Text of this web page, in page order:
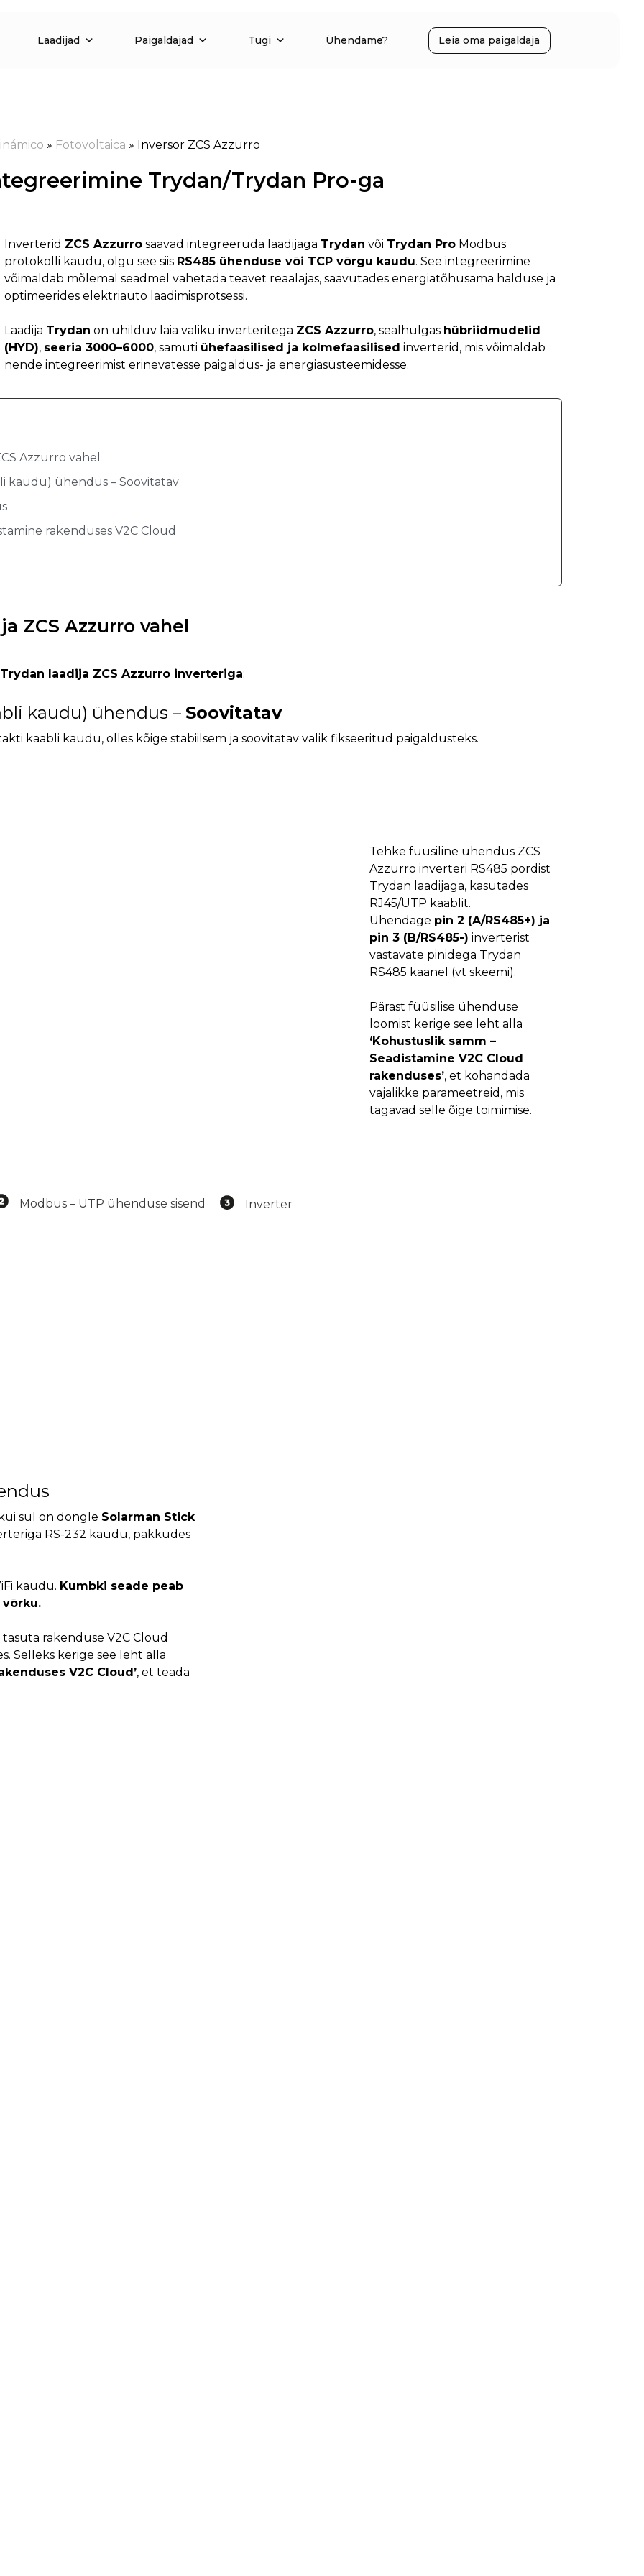
Laadijad Paigaldajad Tugi Ühendame? Leia oma paigaldaja
» Fotovoltaica » Inversor ZCS Azzurro
Trydan/Trydan Pro-ga
Inverterid ZCS Azzurro saavad integreeruda laadijaga Trydan või Trydan Pro Modbus
protokolli kaudu, olgu see siis RS485 ühenduse või TCP võrgu kaudu. See integreerimine
võimaldab mõlemal seadmel vahetada teavet reaalajas, saavutades energiatõhusama halduse ja
optimeerides elektriauto laadimisprotsessi.
Laadija Trydan on ühilduv laia valiku inverteritega ZCS Azzurro, sealhulgas hübriidmudelid
(HYD), seeria 3000–6000, samuti ühefaasilised ja kolmefaasilised inverterid, mis võimaldab
nende integreerimist erinevatesse paigaldus- ja energiasüsteemidesse.
Azzurro vahel
kaudu) ühendus – Soovitatav
rakenduses V2C Cloud
ZCS Azzurro vahel
laadija ZCS Azzurro inverteriga:
kaudu) ühendus – Soovitatav
kaabli kaudu, olles kõige stabiilsem ja soovitatav valik fikseeritud paigaldusteks.
Modbus – UTP ühenduse sisend Inverter
Tehke füüsiline ühendus ZCS
Azzurro inverteri RS485 pordist
Trydan laadijaga, kasutades
RJ45/UTP kaablit.
Ühendage pin 2 (A/RS485+) ja
pin 3 (B/RS485-) inverterist
vastavate pinidega Trydan
RS485 kaanel (vt skeemi).
Pärast füüsilise ühenduse
loomist kerige see leht alla
‘Kohustuslik samm –
Seadistamine V2C Cloud
rakenduses’, et kohandada
vajalikke parameetreid, mis
tagavad selle õige toimimise.
sul on dongle Solarman Stick
RS-232 kaudu, pakkudes
kaudu. Kumbki seade peab
rakenduse V2C Cloud
Selleks kerige see leht alla
V2C Cloud’, et teada